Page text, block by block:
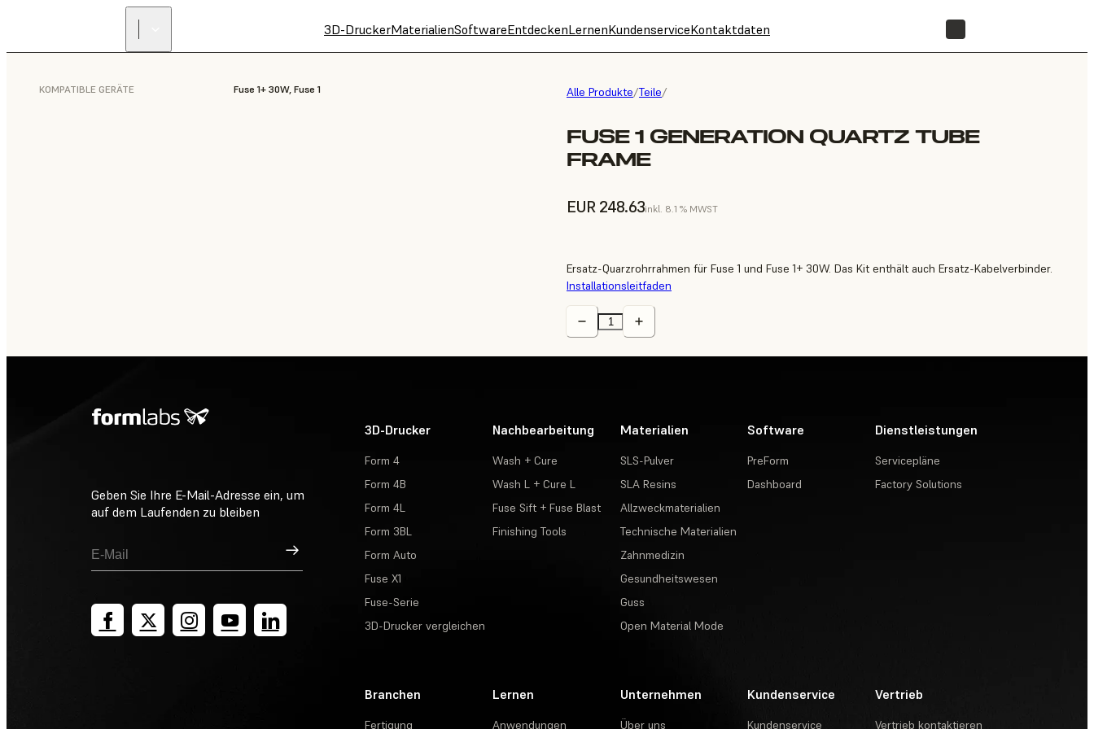
3D-DruckerMaterialienSoftwareEntdeckenLernenKundenserviceKontaktdaten
Alle Produkte/Teile/
FUSE 1 GENERATION QUARTZ TUBE
FRAME
EUR 248.63inkl. 8.1 % MWST
KOMPATIBLE GERÄTE Fuse 1+ 30W, Fuse 1
Ersatz-Quarzrohrrahmen für Fuse 1 und Fuse 1+ 30W. Das Kit enthält auch Ersatz-Kabelverbinder.
Installationsleitfaden
Geben Sie Ihre E-Mail-Adresse ein, um
auf dem Laufenden zu bleiben
Registrieren
3D-Drucker
Form 4
Form 4B
Form 4L
Form 3BL
Form Auto
Fuse X1
Fuse-Serie
3D-Drucker vergleichen
Nachbearbeitung
Wash + Cure
Wash L + Cure L
Fuse Sift + Fuse Blast
Finishing Tools
Materialien
SLS-Pulver
SLA Resins
Allzweckmaterialien
Technische Materialien
Zahnmedizin
Gesundheitswesen
Guss
Open Material Mode
Software
PreForm
Dashboard
Dienstleistungen
Servicepläne
Factory Solutions
Branchen
Fertigung
Lernen
Anwendungen
Unternehmen
Über uns
Kundenservice
Kundenservice
Vertrieb
Vertrieb kontaktieren